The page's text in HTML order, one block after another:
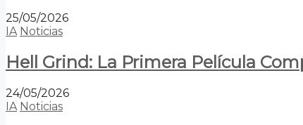
25/05/2026
IA Noticias
Hell Grind: La Primera Película
24/05/2026
IA Noticias